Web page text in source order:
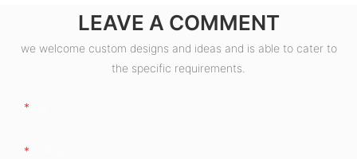
LEAVE A COMMENT
we welcome custom designs and ideas and is able to cater to
the specific requirements.